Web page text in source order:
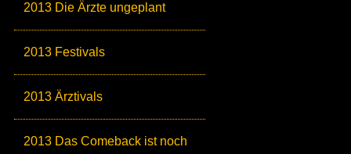
2013 Die Ärzte ungeplant
2013 Festivals
2013 Ärztivals
2013 Das Comeback ist noch